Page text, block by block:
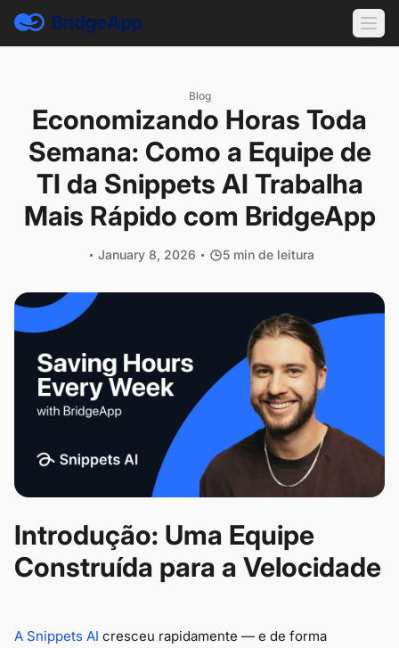
Blog
Economizando Horas Toda
Semana: Como a Equipe de
TI da Snippets AI Trabalha
Mais Rápido com BridgeApp
January 8, 2026 5 min de leitura
Introdução: Uma Equipe
Construída para a Velocidade
A Snippets AI cresceu rapidamente — e de forma